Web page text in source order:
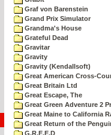
Graf von Barenstein
Grand Prix Simulator
Grandma's House
Grateful Dead
Gravitar
Gravity
Gravity (Kendallsoft)
Great American Cross-
Great Britain Ltd
Great Escape, The
Great Green Adventure 2
Great Maine to California
Great Return of the
G.R.E.E.D